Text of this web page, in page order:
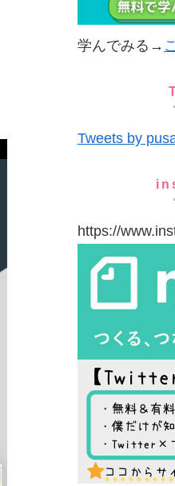
学んでみる→
Tweets by
https://